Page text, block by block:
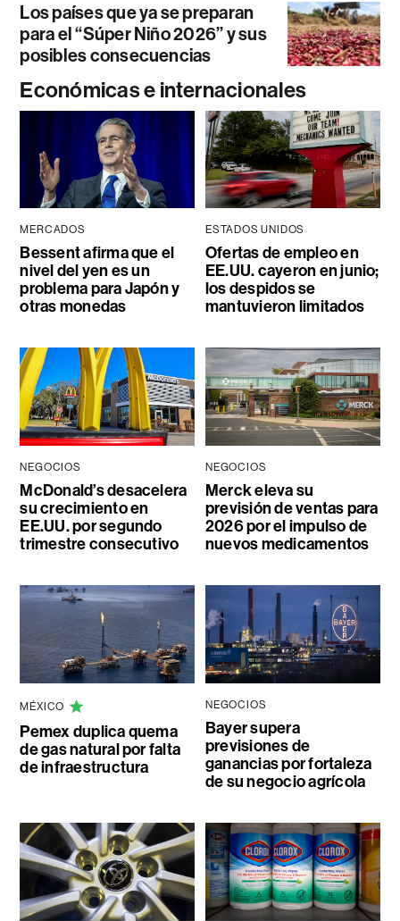
Los países que ya se preparan
para el “Súper Niño 2026” y sus
posibles consecuencias
Económicas e internacionales
MERCADOS
Bessent afirma que el
nivel del yen es un
problema para Japón y
otras monedas
ESTADOS UNIDOS
Ofertas de empleo en
EE.UU. cayeron en junio;
los despidos se
mantuvieron limitados
NEGOCIOS
McDonald’s desacelera
su crecimiento en
EE.UU. por segundo
trimestre consecutivo
NEGOCIOS
Merck eleva su
previsión de ventas para
2026 por el impulso de
nuevos medicamentos
MÉXICO
Pemex duplica quema
de gas natural por falta
de infraestructura
NEGOCIOS
Bayer supera
previsiones de
ganancias por fortaleza
de su negocio agrícola